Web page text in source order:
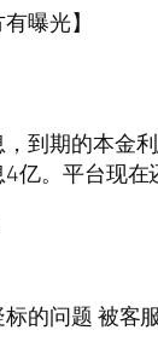
曝光】
到期的本金
。平台现在
的问题 被客